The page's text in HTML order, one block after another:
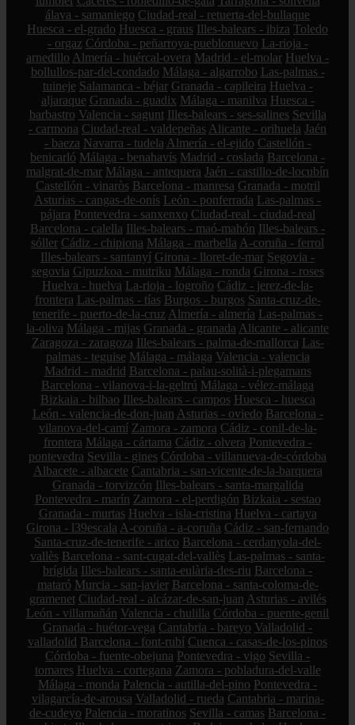
álava - samaniego Ciudad-real - retuerta-del-bullaque
Huesca - el-grado Huesca - graus Illes-balears - ibiza Toledo
- orgaz Córdoba - peñarroya-pueblonuevo La-rioja -
arnedillo Almería - huércal-overa Madrid - el-molar Huelva -
bollullos-par-del-condado Málaga - algarrobo Las-palmas -
tuineje Salamanca - béjar Granada - capileira Huelva -
aljaraque Granada - guadix Málaga - manilva Huesca -
barbastro Valencia - sagunt Illes-balears - ses-salines Sevilla
- carmona Ciudad-real - valdepeñas Alicante - orihuela Jaén
- baeza Navarra - tudela Almería - el-ejido Castellón -
benicarló Málaga - benahavís Madrid - coslada Barcelona -
malgrat-de-mar Málaga - antequera Jaén - castillo-de-locubín
Castellón - vinaròs Barcelona - manresa Granada - motril
Asturias - cangas-de-onís León - ponferrada Las-palmas -
pájara Pontevedra - sanxenxo Ciudad-real - ciudad-real
Barcelona - calella Illes-balears - maó-mahón Illes-balears -
sóller Cádiz - chipiona Málaga - marbella A-coruña - ferrol
Illes-balears - santanyí Girona - lloret-de-mar Segovia -
segovia Gipuzkoa - mutriku Málaga - ronda Girona - roses
Huelva - huelva La-rioja - logroño Cádiz - jerez-de-la-
frontera Las-palmas - tías Burgos - burgos Santa-cruz-de-
tenerife - puerto-de-la-cruz Almería - almería Las-palmas -
la-oliva Málaga - mijas Granada - granada Alicante - alicante
Zaragoza - zaragoza Illes-balears - palma-de-mallorca Las-
palmas - teguise Málaga - málaga Valencia - valencia
Madrid - madrid Barcelona - palau-solità-i-plegamans
Barcelona - vilanova-i-la-geltrú Málaga - vélez-málaga
Bizkaia - bilbao Illes-balears - campos Huesca - huesca
León - valencia-de-don-juan Asturias - oviedo Barcelona -
vilanova-del-camí Zamora - zamora Cádiz - conil-de-la-
frontera Málaga - cártama Cádiz - olvera Pontevedra -
pontevedra Sevilla - gines Córdoba - villanueva-de-córdoba
Albacete - albacete Cantabria - san-vicente-de-la-barquera
Granada - torvizcón Illes-balears - santa-margalida
Pontevedra - marín Zamora - el-perdigón Bizkaia - sestao
Granada - murtas Huelva - isla-cristina Huelva - cartaya
Girona - l39escala A-coruña - a-coruña Cádiz - san-fernando
Santa-cruz-de-tenerife - arico Barcelona - cerdanyola-del-
vallès Barcelona - sant-cugat-del-vallès Las-palmas - santa-
brígida Illes-balears - santa-eulària-des-riu Barcelona -
mataró Murcia - san-javier Barcelona - santa-coloma-de-
gramenet Ciudad-real - alcázar-de-san-juan Asturias - avilés
León - villamañán Valencia - chulilla Córdoba - puente-genil
Granada - huétor-vega Cantabria - bareyo Valladolid -
valladolid Barcelona - font-rubí Cuenca - casas-de-los-pinos
Córdoba - fuente-obejuna Pontevedra - vigo Sevilla -
tomares Huelva - cortegana Zamora - pobladura-del-valle
Málaga - monda Palencia - autilla-del-pino Pontevedra -
vilagarcía-de-arousa Valladolid - rueda Cantabria - marina-
de-cudeyo Palencia - moratinos Sevilla - camas Barcelona -